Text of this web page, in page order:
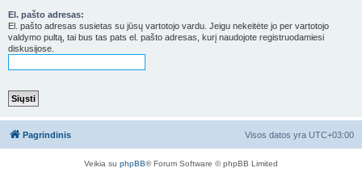
El. pašto adresas:
El. pašto adresas susietas su jūsų vartotojo vardu. Jeigu nekeitėte jo per vartotojo
valdymo pultą, tai bus tas pats el. pašto adresas, kurį naudojote registruodamiesi
diskusijose.
Pagrindinis Visos datos yra UTC+03:00
Veikia su phpBB® Forum Software © phpBB Limited